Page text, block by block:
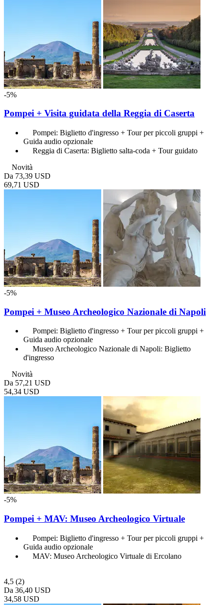
-5%
Pompei + Visita guidata della Reggia di Caserta
Pompei: Biglietto d'ingresso + Tour per piccoli gruppi +
Guida audio opzionale
Reggia di Caserta: Biglietto salta-coda + Tour guidato
Novità
Da 73,39 USD
69,71 USD
-5%
Pompei + Museo Archeologico Nazionale di Napoli
Pompei: Biglietto d'ingresso + Tour per piccoli gruppi +
Guida audio opzionale
Museo Archeologico Nazionale di Napoli: Biglietto
d'ingresso
Novità
Da 57,21 USD
54,34 USD
-5%
Pompei + MAV: Museo Archeologico Virtuale
Pompei: Biglietto d'ingresso + Tour per piccoli gruppi +
Guida audio opzionale
MAV: Museo Archeologico Virtuale di Ercolano
4,5 (2)
Da 36,40 USD
34,58 USD